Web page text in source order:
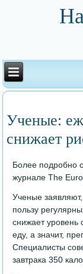
Ученые:
снижает
Более подробно
журнале Тhe
Ученые
пользу
снижает уровень
еду, а значит,
Специалисты
завтрака 350